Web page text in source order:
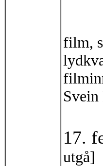
film,
Svein
17.
utgå]